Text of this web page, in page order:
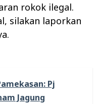
rokok ilegal.
silakan laporkan
Pj
Jagung